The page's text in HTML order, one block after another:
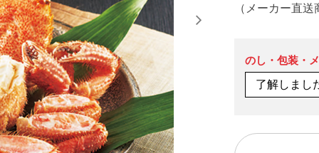
（メーカー直
のし・包装・